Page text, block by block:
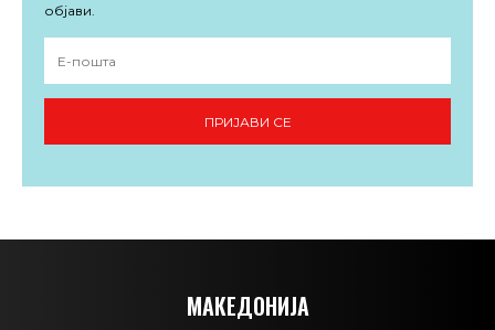
објави.
ПРИЈАВИ СЕ
МАКЕДОНИЈА